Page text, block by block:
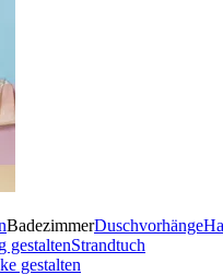
BadezimmerDuschvorhänge
gestaltenStrandtuch
gestalten